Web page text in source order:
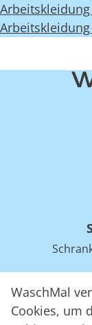
WaschMal
Cookies, um